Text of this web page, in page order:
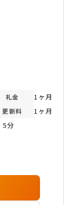
礼金 1ヶ月
更新料 1ヶ月
5分